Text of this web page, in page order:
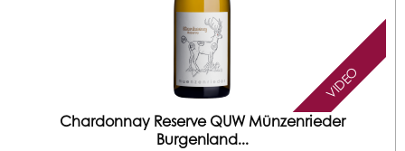
VIDEO
Chardonnay Reserve QUW Münzenrieder
Burgenland...